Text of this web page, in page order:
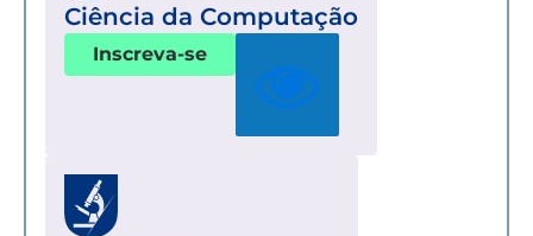
Ciência da Computação
Inscreva-se